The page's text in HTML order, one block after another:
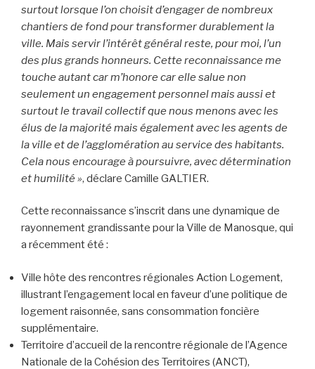
surtout lorsque l’on choisit d’engager de nombreux
chantiers de fond pour transformer durablement la
ville. Mais servir l’intérêt général reste, pour moi, l’un
des plus grands honneurs. Cette reconnaissance me
touche autant car m’honore car elle salue non
seulement un engagement personnel mais aussi et
surtout le travail collectif que nous menons avec les
élus de la majorité mais également avec les agents de
la ville et de l’agglomération au service des habitants.
Cela nous encourage à poursuivre, avec détermination
et humilité », déclare Camille GALTIER.
Cette reconnaissance s’inscrit dans une dynamique de
rayonnement grandissante pour la Ville de Manosque, qui
a récemment été :
Ville hôte des rencontres régionales Action Logement,
illustrant l’engagement local en faveur d’une politique de
logement raisonnée, sans consommation foncière
supplémentaire.
Territoire d’accueil de la rencontre régionale de l’Agence
Nationale de la Cohésion des Territoires (ANCT),